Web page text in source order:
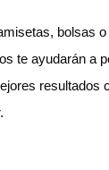
bolsas
te ayudarán a
resultados